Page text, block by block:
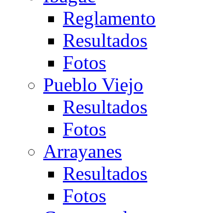
Reglamento
Resultados
Fotos
Pueblo Viejo
Resultados
Fotos
Arrayanes
Resultados
Fotos